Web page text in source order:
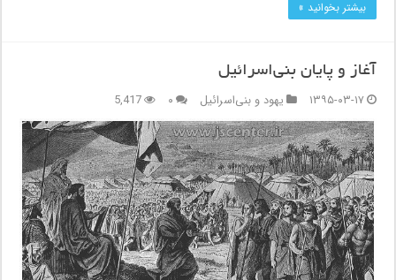
بیشتر بخوانید »
آغاز و پایان بنی‌اسرائیل
۱۳۹۵-۰۳-۱۷
یهود و بنی‌اسرائیل ۰ 5,417